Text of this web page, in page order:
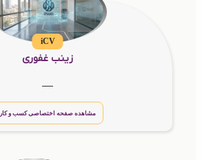
iCV
زینب غفوری
مشاهده صفحه اختصاصی کسب و کار